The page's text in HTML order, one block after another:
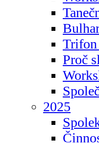
Trifon
Proč
2025